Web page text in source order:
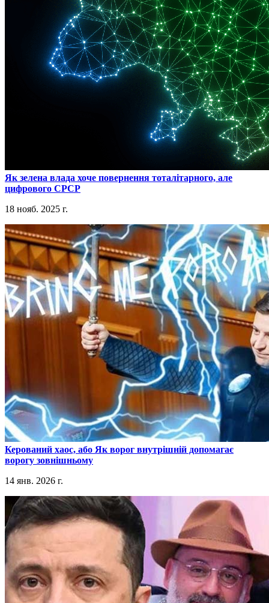
​Як зелена влада хоче повернення тоталітарного, але
цифрового СРСР
18 нояб. 2025 г.
​Керований хаос, або Як ворог внутрішній допомагає
ворогу зовнішньому
14 янв. 2026 г.